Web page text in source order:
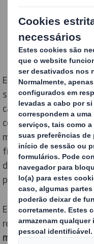
Especialistas da DS
sustentável, afirmam
causaram uma
consumidores,
misto”. Estes estão a
físicas, comércio
deixando os
pressão para
Estas conclusões são
realizado pela DS
mês, os europeus